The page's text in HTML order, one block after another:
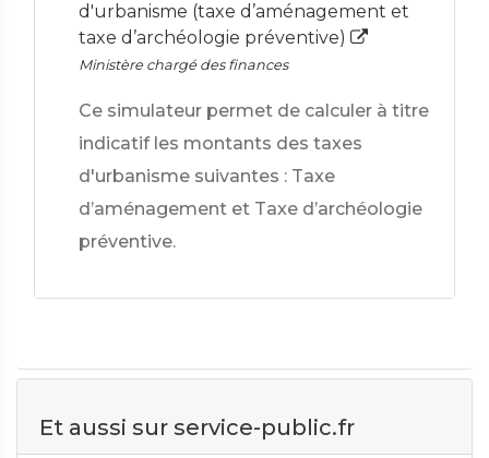
d'urbanisme (taxe d’aménagement et
taxe d’archéologie préventive)
Ministère chargé des finances
Ce simulateur permet de calculer à titre
indicatif les montants des taxes
d'urbanisme suivantes : Taxe
d’aménagement et Taxe d’archéologie
préventive.
Et aussi sur service-public.fr